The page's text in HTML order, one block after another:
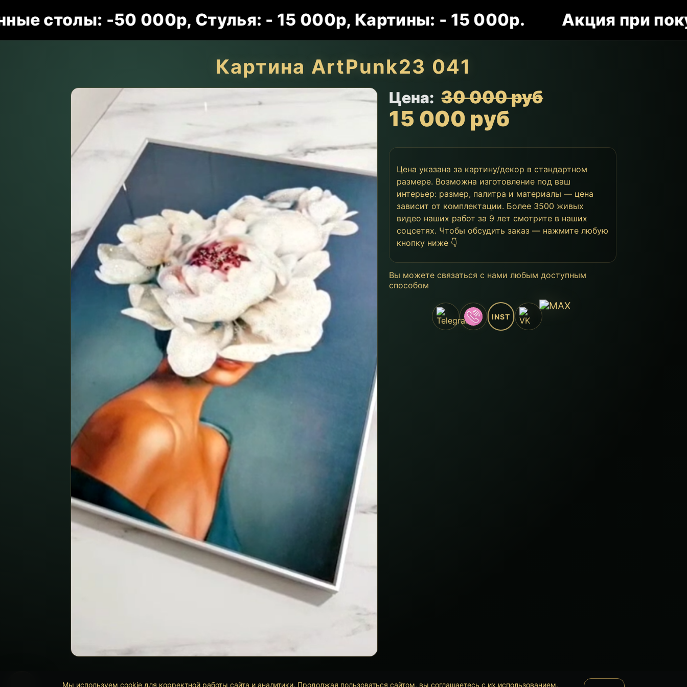
-50 000р, Стулья: - 15 000р, Картины: - 15 000р. Акция при покупке
Картина ArtPunk23 041
Цена: 30 000 руб
15 000 руб
Цена указана за картину/декор в стандартном
размере. Возможна изготовление под ваш
интерьер: размер, палитра и материалы — цена
зависит от комплектации. Более 3500 живых
видео наших работ за 9 лет смотрите в наших
соцсетях. Чтобы обсудить заказ — нажмите любую
кнопку ниже 👇
Вы можете связаться с нами любым доступным
способом
Мы используем cookie для корректной работы сайта и аналитики. Продолжая пользоваться сайтом, вы соглашаетесь с их использованием.